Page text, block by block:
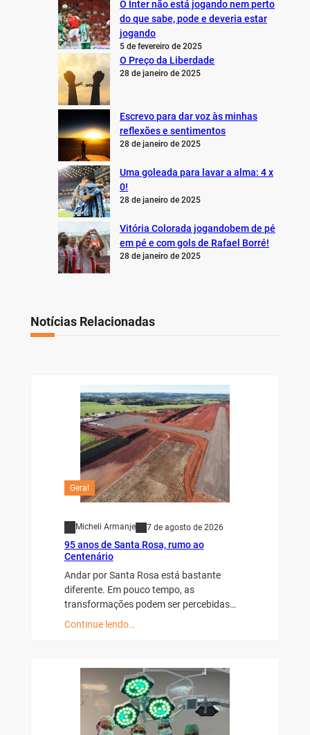
O Inter não está jogando nem perto
do que sabe, pode e deveria estar
jogando
5 de fevereiro de 2025
O Preço da Liberdade
28 de janeiro de 2025
Escrevo para dar voz às minhas
reflexões e sentimentos
28 de janeiro de 2025
Uma goleada para lavar a alma: 4 x
0!
28 de janeiro de 2025
Vitória Colorada jogandobem de pé
em pé e com gols de Rafael Borré!
28 de janeiro de 2025
Notícias Relacionadas
Geral
Micheli Armanje 7 de agosto de 2026
95 anos de Santa Rosa, rumo ao
Centenário
Andar por Santa Rosa está bastante
diferente. Em pouco tempo, as
transformações podem ser percebidas…
Continue lendo…